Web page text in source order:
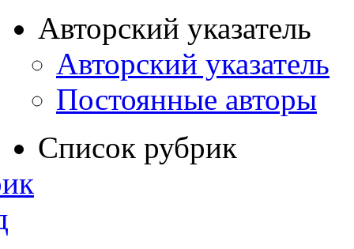
Авторский указатель
Авторский указатель
Постоянные авторы
Список рубрик